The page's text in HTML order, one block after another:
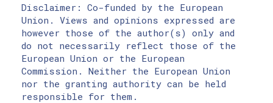
Disclaimer: Co-funded by the European
Union. Views and opinions expressed are
however those of the author(s) only and
do not necessarily reflect those of the
European Union or the European
Commission. Neither the European Union
nor the granting authority can be held
responsible for them.